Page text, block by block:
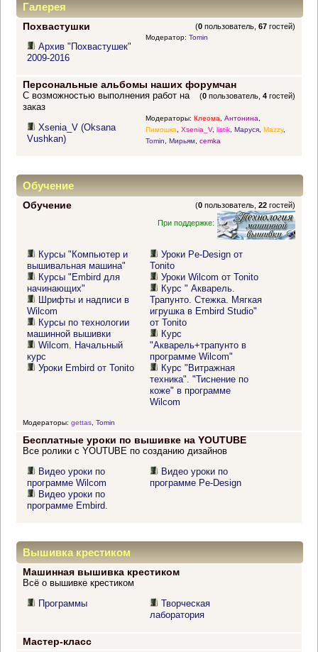
Галерея
Похвастушки (0 пользователь,67 гостей)
Архив "Похвастушек"
2009-2016
Модератор: Tomin
Персональные альбомы наших форумчан
(0 пользователь,4 гостей)
С возможностью выполнения работ на
заказ
Xsenia_V (Oksana
Vushkan)
Модераторы: Клеома, Антонина,
Пимошка, Xsenia_V, listik, Маруся, Mazzy,
Tomin, Мирьям, cemka
Обучение
Обучение (0 пользователь,22 гостей)
При поддержке:
Курсы "Компьютер и
вышивальная машина"
Курсы "Embird для
начинающих"
Шрифты и надписи в
Wilcom
Курсы по технологии
машинной вышивки
Wilcom. Начальный
курс
Уроки Embird от Tonito
Уроки Pe-Design от
Tonito
Уроки Wilcom от Tonito
Курс " Акварель.
Трапунто. Стежка. Мягкая
игрушка в Embird Studio"
от Tonito
Курс
"Акварель+трапунто в
программе Wilcom"
Курс "Витражная
техника". "Тиснение по
коже" в программе
Wilcom
Модераторы: gettas, Tomin
Бесплатные уроки по вышивке на YOUTUBE
Все ролики с YOUTUBE по созданию дизайнов
Видео уроки по
программе Wilcom
Видео уроки по
программе Embird.
Видео уроки по
программе Pe-Design
Вышивка крестиком
Машинная вышивка крестиком
Всё о вышивке крестиком
Программы
Творческая
лаборатория
Мастер-класс